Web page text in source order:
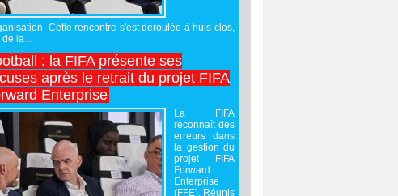
Cette rencontre s'est déroulée à huis clos,
la...
: la FIFA présente ses
après le retrait du projet FIFA
Enterprise
La FIFA
reconnaît des
erreurs dans
la gestion du
projet FIFA
Forward
Enterprise
(FFE). Réunis